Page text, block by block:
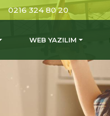
0216 324 80 20
WEB YAZILIM